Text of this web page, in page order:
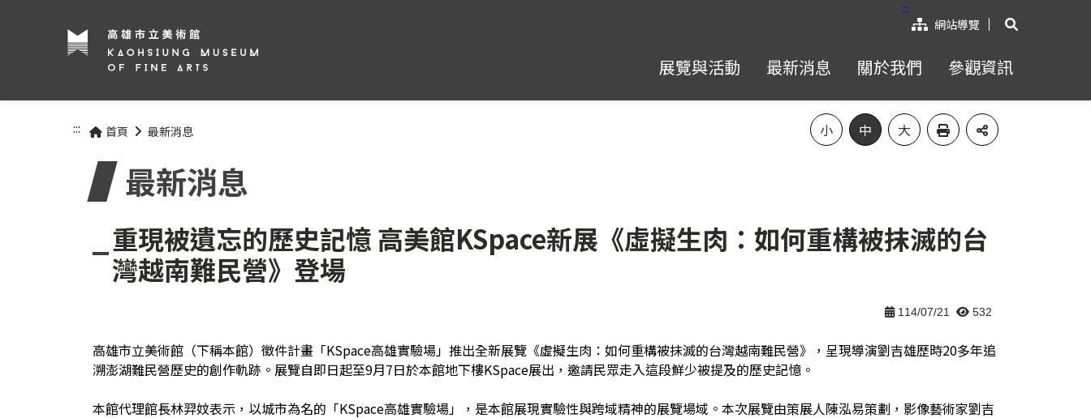
:::
網站導覽
展覽與活動 最新消息 關於我們 參觀資訊
::: 首頁 最新消息 小 中 大
最新消息
重現被遺忘的歷史記憶 高美館KSpace新展《虛擬生肉：如何重構被抹滅的台
灣越南難民營》登場
114/07/21 532
高雄市立美術館（下稱本館）徵件計畫「KSpace高雄實驗場」推出全新展覽《虛擬生肉：如何重構被抹滅的台灣越南難民營》，呈現導演劉吉雄歷時20多年追
溯澎湖難民營歷史的創作軌跡。展覽自即日起至9月7日於本館地下樓KSpace展出，邀請民眾走入這段鮮少被提及的歷史記憶。
本館代理館長林羿妏表示，以城市為名的「KSpace高雄實驗場」，是本館展現實驗性與跨域精神的展覽場域。本次展覽由策展人陳泓易策劃，影像藝術家劉吉